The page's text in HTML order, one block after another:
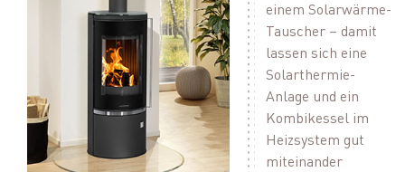
einem Solarwärme-
Tauscher – damit
lassen sich eine
Solarthermie-
Anlage und ein
Kombikessel im
Heizsystem gut
miteinander